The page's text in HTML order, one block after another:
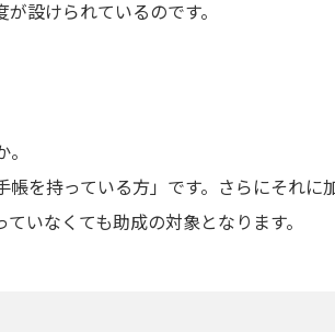
設けられているのです。
を持っている方」です。さらにそれに
いなくても助成の対象となります。